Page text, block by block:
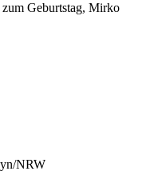
Geburtstag, Mirko
NRW